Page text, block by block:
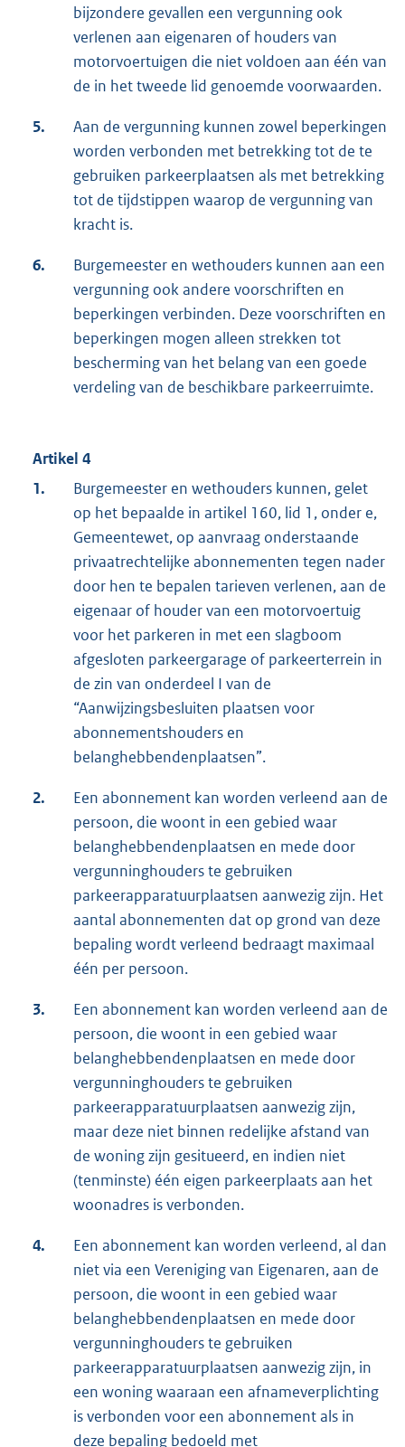
bijzondere gevallen een vergunning ook
verlenen aan eigenaren of houders van
motorvoertuigen die niet voldoen aan één van
de in het tweede lid genoemde voorwaarden.
5.
Aan de vergunning kunnen zowel beperkingen
worden verbonden met betrekking tot de te
gebruiken parkeerplaatsen als met betrekking
tot de tijdstippen waarop de vergunning van
kracht is.
6.
Burgemeester en wethouders kunnen aan een
vergunning ook andere voorschriften en
beperkingen verbinden. Deze voorschriften en
beperkingen mogen alleen strekken tot
bescherming van het belang van een goede
verdeling van de beschikbare parkeerruimte.
Artikel 4
1.
Burgemeester en wethouders kunnen, gelet
op het bepaalde in artikel 160, lid 1, onder e,
Gemeentewet, op aanvraag onderstaande
privaatrechtelijke abonnementen tegen nader
door hen te bepalen tarieven verlenen, aan de
eigenaar of houder van een motorvoertuig
voor het parkeren in met een slagboom
afgesloten parkeergarage of parkeerterrein in
de zin van onderdeel I van de
“Aanwijzingsbesluiten plaatsen voor
abonnementshouders en
belanghebbendenplaatsen”.
2.
Een abonnement kan worden verleend aan de
persoon, die woont in een gebied waar
belanghebbendenplaatsen en mede door
vergunninghouders te gebruiken
parkeerapparatuurplaatsen aanwezig zijn. Het
aantal abonnementen dat op grond van deze
bepaling wordt verleend bedraagt maximaal
één per persoon.
3.
Een abonnement kan worden verleend aan de
persoon, die woont in een gebied waar
belanghebbendenplaatsen en mede door
vergunninghouders te gebruiken
parkeerapparatuurplaatsen aanwezig zijn,
maar deze niet binnen redelijke afstand van
de woning zijn gesitueerd, en indien niet
(tenminste) één eigen parkeerplaats aan het
woonadres is verbonden.
4.
Een abonnement kan worden verleend, al dan
niet via een Vereniging van Eigenaren, aan de
persoon, die woont in een gebied waar
belanghebbendenplaatsen en mede door
vergunninghouders te gebruiken
parkeerapparatuurplaatsen aanwezig zijn, in
een woning waaraan een afnameverplichting
is verbonden voor een abonnement als in
deze bepaling bedoeld met